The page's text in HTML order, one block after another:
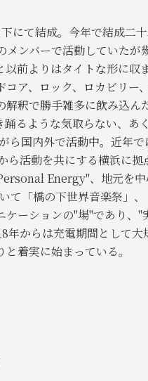
にて結成。今年で結成二十
ンバーで活動していた
前よりはタイトな形に
ア、ロック、ロカビリ
釈で勝手雑多に飲み込
るような気取らない、あ
国内外で活動中。近年で
ら活動を共にする横浜に
Energy"、地元を中
て「橋の下世界音楽祭」
ーションの"場"であり、
年からは充電期間として
着実に始まっている。